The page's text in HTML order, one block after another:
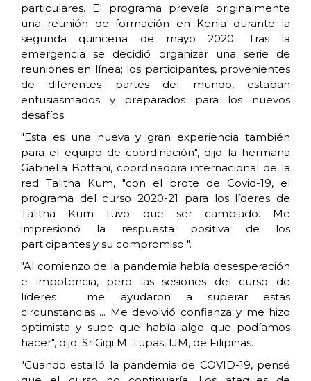
particulares. El programa preveía originalmente
una reunión de formación en Kenia durante la
segunda quincena de mayo 2020. Tras la
emergencia se decidió organizar una serie de
reuniones en línea; los participantes, provenientes
de diferentes partes del mundo, estaban
entusiasmados y preparados para los nuevos
desafíos.
"Esta es una nueva y gran experiencia también
para el equipo de coordinación", dijo la hermana
Gabriella Bottani, coordinadora internacional de la
red Talitha Kum, "con el brote de Covid-19, el
programa del curso 2020-21 para los líderes de
Talitha Kum tuvo que ser cambiado. Me
impresionó la respuesta positiva de los
participantes y su compromiso ".
"Al comienzo de la pandemia había desesperación
e impotencia, pero las sesiones del curso de
líderes me ayudaron a superar estas
circunstancias ... Me devolvió confianza y me hizo
optimista y supe que había algo que podíamos
hacer", dijo. Sr Gigi M. Tupas, IJM, de Filipinas.
"Cuando estalló la pandemia de COVID-19, pensé